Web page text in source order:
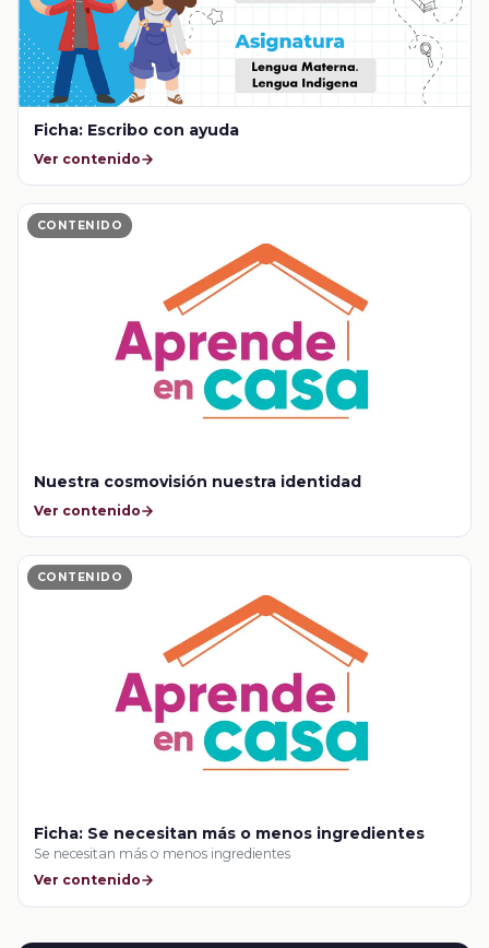
Ficha: Escribo con ayuda
Ver contenido
CONTENIDO
Nuestra cosmovisión nuestra identidad
Ver contenido
CONTENIDO
Ficha: Se necesitan más o menos ingredientes
Se necesitan más o menos ingredientes
Ver contenido